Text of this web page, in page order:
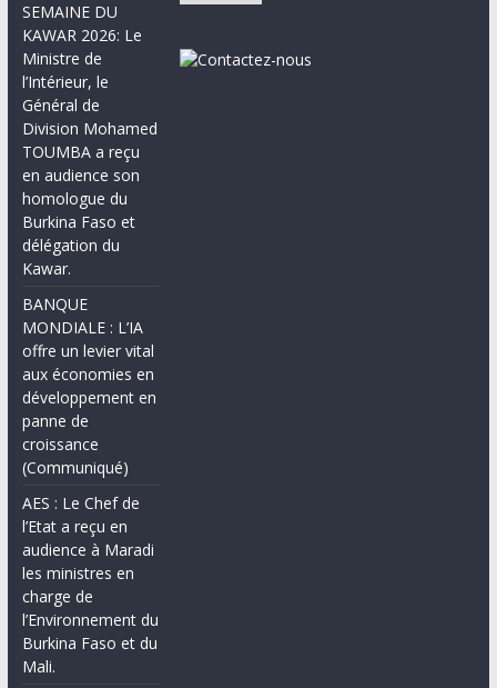
SEMAINE DU
KAWAR 2026: Le
Ministre de
l’Intérieur, le
Général de
Division Mohamed
TOUMBA a reçu
en audience son
homologue du
Burkina Faso et
délégation du
Kawar.
BANQUE
MONDIALE : L’IA
offre un levier vital
aux économies en
développement en
panne de
croissance
(Communiqué)
AES : Le Chef de
l’Etat a reçu en
audience à Maradi
les ministres en
charge de
l’Environnement du
Burkina Faso et du
Mali.